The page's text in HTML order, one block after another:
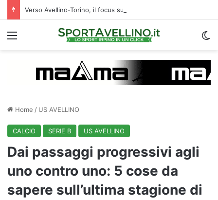
Verso Avellino-Torino, il focus sulla formazione granata
Menu
Home / US AVELLINO
CALCIO SERIE B US AVELLINO
Dai passaggi progressivi agli
uno contro uno: 5 cose da
sapere sull’ultima stagione di